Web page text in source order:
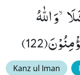
وَ اللّٰهُ
Kanz ul Iman